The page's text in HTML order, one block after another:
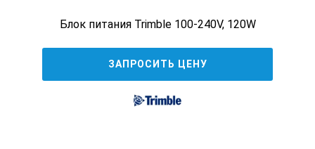
Блок питания Trimble 100-240V, 120W
ЗАПРОСИТЬ ЦЕНУ